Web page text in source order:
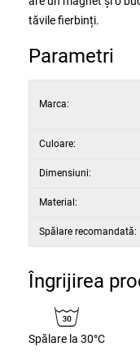
tăvile fierbinți.
Parametri
Marca:
Culoare:
Dimensiuni:
Material:
Spălare recomandată:
Îngrijirea
Spălare la 30°C